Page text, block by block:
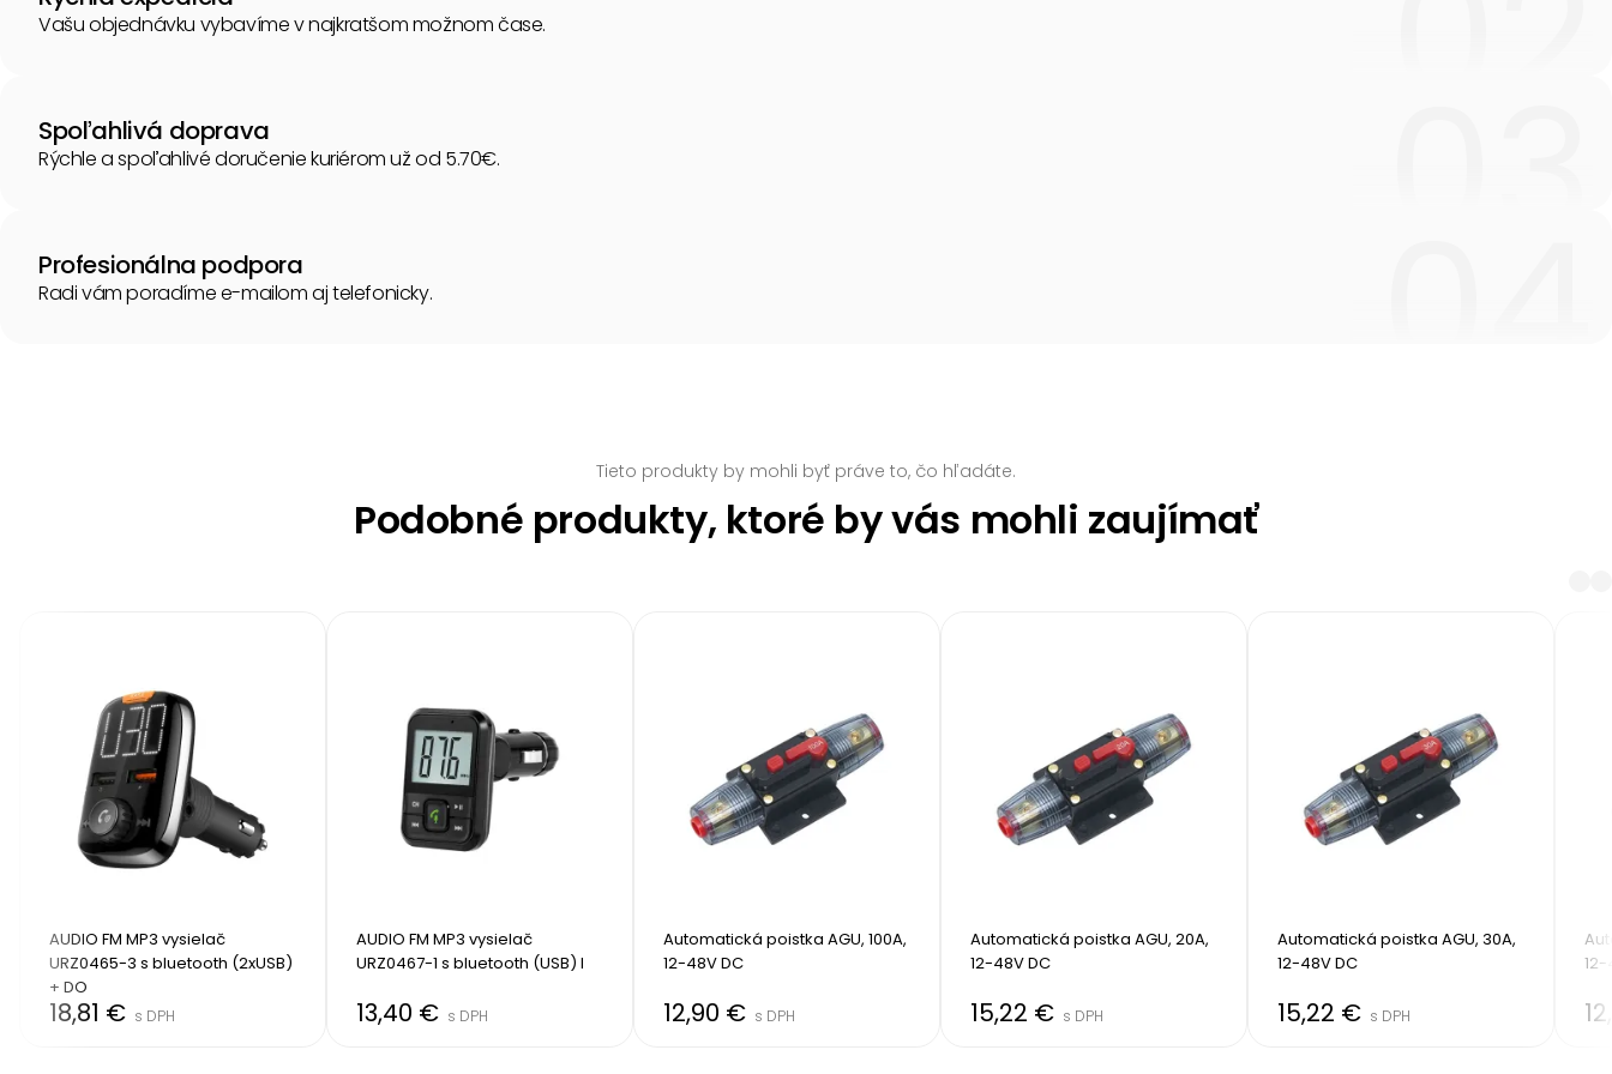
Vašu objednávku vybavíme v najkratšom možnom čase.
Spoľahlivá doprava
Rýchle a spoľahlivé doručenie kuriérom už od 5.70€.
Profesionálna podpora
Radi vám poradíme e-mailom aj telefonicky.
Tieto produkty by mohli byť práve to, čo hľadáte.
Podobné produkty, ktoré by vás mohli zaujímať
AUDIO FM MP3 vysielač
URZ0465-3 s bluetooth (2xUSB)
+ DO
18,81 € s DPH
AUDIO FM MP3 vysielač
URZ0467-1 s bluetooth (USB) I
13,40 € s DPH
Automatická poistka AGU, 100A,
12-48V DC
12,90 € s DPH
Automatická poistka AGU, 20A,
12-48V DC
15,22 € s DPH
Automatická poistka AGU, 30A,
12-48V DC
15,22 € s DPH
12-